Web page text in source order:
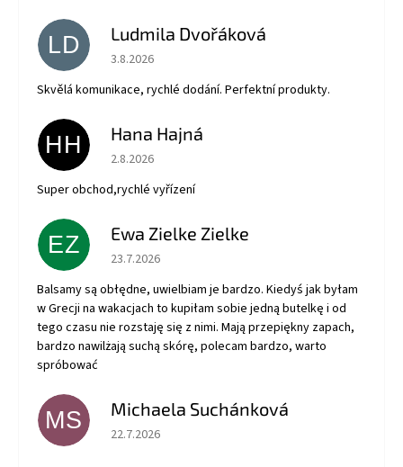
LD Ludmila Dvořáková
Hodnotenie obchodu je 5 z 5 hviezdičiek.
3.8.2026
Skvělá komunikace, rychlé dodání. Perfektní produkty.
HH Hana Hajná
Hodnotenie obchodu je 5 z 5 hviezdičiek.
2.8.2026
Super obchod,rychlé vyřízení
EZ Ewa Zielke Zielke
Hodnotenie obchodu je 5 z 5 hviezdičiek.
23.7.2026
Balsamy są obłędne, uwielbiam je bardzo. Kiedyś jak byłam
w Grecji na wakacjach to kupiłam sobie jedną butelkę i od
tego czasu nie rozstaję się z nimi. Mają przepiękny zapach,
bardzo nawilżają suchą skórę, polecam bardzo, warto
spróbować
MS Michaela Suchánková
Hodnotenie obchodu je 5 z 5 hviezdičiek.
22.7.2026